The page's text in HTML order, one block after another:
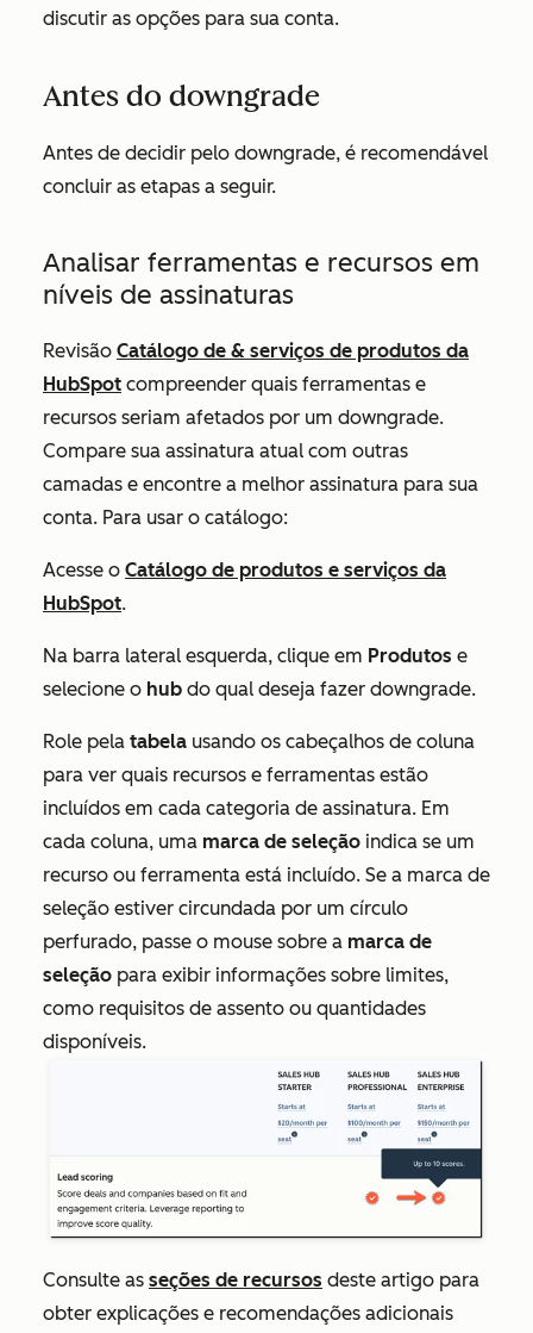
discutir as opções para sua conta.
Antes do downgrade
Antes de decidir pelo downgrade, é recomendável
concluir as etapas a seguir.
Analisar ferramentas e recursos em
níveis de assinaturas
Revisão Catálogo de & serviços de produtos da
HubSpot compreender quais ferramentas e
recursos seriam afetados por um downgrade.
Compare sua assinatura atual com outras
camadas e encontre a melhor assinatura para sua
conta. Para usar o catálogo:
Acesse o Catálogo de produtos e serviços da
HubSpot.
Na barra lateral esquerda, clique em Produtos e
selecione o hub do qual deseja fazer downgrade.
Role pela tabela usando os cabeçalhos de coluna
para ver quais recursos e ferramentas estão
incluídos em cada categoria de assinatura. Em
cada coluna, uma marca de seleção indica se um
recurso ou ferramenta está incluído. Se a marca de
seleção estiver circundada por um círculo
perfurado, passe o mouse sobre a marca de
seleção para exibir informações sobre limites,
como requisitos de assento ou quantidades
disponíveis.
Consulte as seções de recursos deste artigo para
obter explicações e recomendações adicionais